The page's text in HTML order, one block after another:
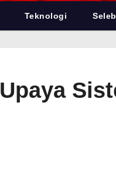
Teknologi